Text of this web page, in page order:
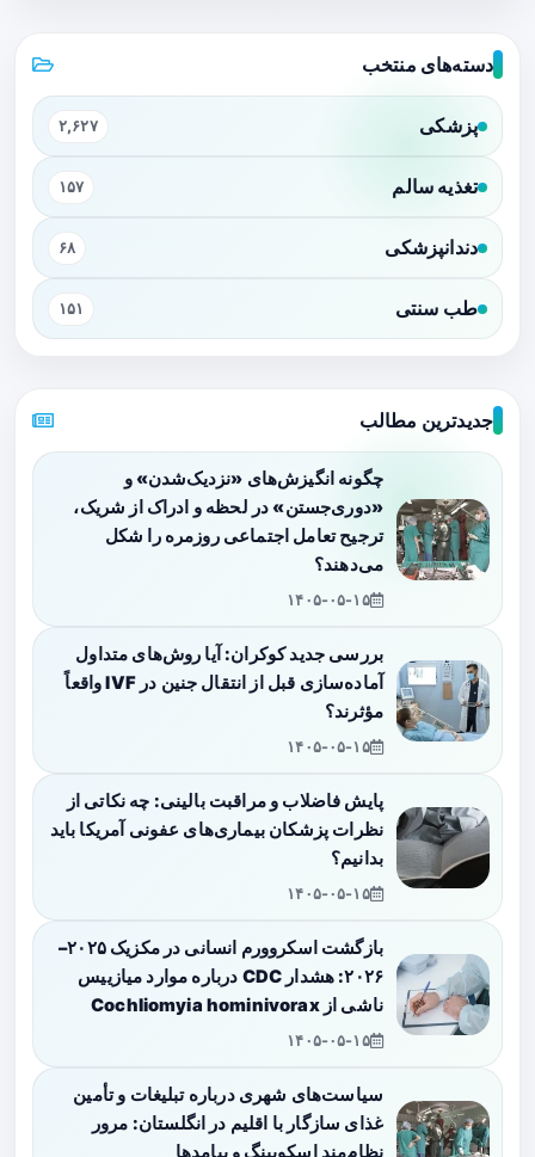
دسته‌های منتخب
پزشکی ۲,۶۲۷
تغذیه سالم ۱۵۷
دندانپزشکی ۶۸
طب سنتی ۱۵۱
جدیدترین مطالب
چگونه انگیزش‌های «نزدیک‌شدن» و
«دوری‌جستن» در لحظه و ادراک از شریک،
ترجیح تعامل اجتماعی روزمره را شکل
می‌دهند؟
۱۴۰۵-۰۵-۱۵
بررسی جدید کوکران: آیا روش‌های متداول
آماده‌سازی قبل از انتقال جنین در IVF واقعاً
مؤثرند؟
۱۴۰۵-۰۵-۱۵
پایش فاضلاب و مراقبت بالینی: چه نکاتی از
نظرات پزشکان بیماری‌های عفونی آمریکا باید
بدانیم؟
۱۴۰۵-۰۵-۱۵
بازگشت اسکروورم انسانی در مکزیک ۲۰۲۵–
۲۰۲۶: هشدار CDC درباره موارد میازییس
ناشی از Cochliomyia hominivorax
۱۴۰۵-۰۵-۱۵
سیاست‌های شهری درباره تبلیغات و تأمین
غذای سازگار با اقلیم در انگلستان: مرور